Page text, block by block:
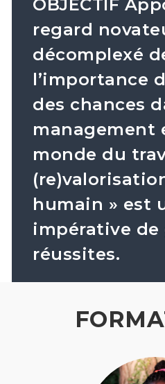
OBJECTIF
regard
décomplexé
l’importance
des chances
management
monde du
humain » est
impérative de
réussites.